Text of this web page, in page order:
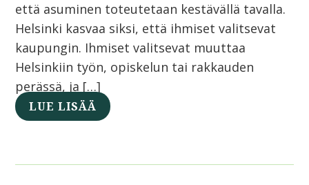
että asuminen toteutetaan kestävällä tavalla.
Helsinki kasvaa siksi, että ihmiset valitsevat
kaupungin. Ihmiset valitsevat muuttaa
Helsinkiin työn, opiskelun tai rakkauden
perässä, ja […]
LUE LISÄÄ